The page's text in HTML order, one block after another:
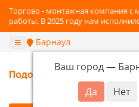
Торгово - монтажная компания с
работы. В 2025 году нам
Барнаул
Ваш город —